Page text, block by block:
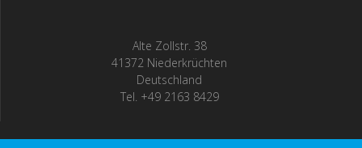
Alte Zollstr. 38
41372 Niederkrüchten
Deutschland
Tel. +49 2163 8429